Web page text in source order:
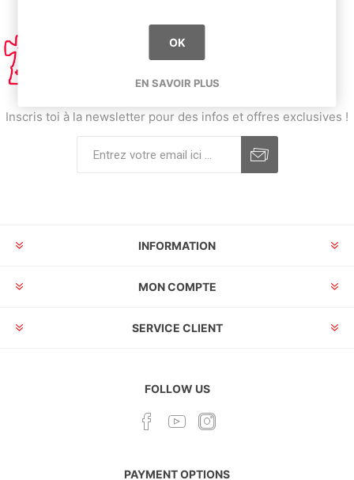
Inscris toi à la newsletter pour des infos et offres exclusives !
INFORMATION
MON COMPTE
SERVICE CLIENT
FOLLOW US
PAYMENT OPTIONS
OK
EN SAVOIR PLUS